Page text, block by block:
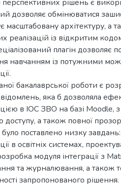
рішень є
дозволяє обмінюватися
масштабовану архітектуру, а
реалізацій із відкритим
плагін дозволяє
навчанням із потужними
бакалаврської роботи є
яка б дозволяла
в ІОС ЗВО на базі Moodle,
доступу, а також повної
було поставлено низку
в освітніх системах,
модуля інтеграції з
та журналювання, а також
запропонованого рішення.